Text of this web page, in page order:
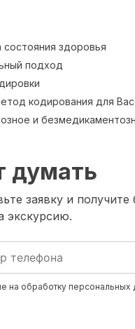
состояния здоровья
подход
кодирования для Вас
и
думать
заявку и
экскурсию.
на обработку персональных